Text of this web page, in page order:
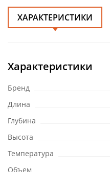
ХАРАКТЕРИСТИКИ
Характеристики
Бренд
Длина
Глубина
Высота
Температура
Объем